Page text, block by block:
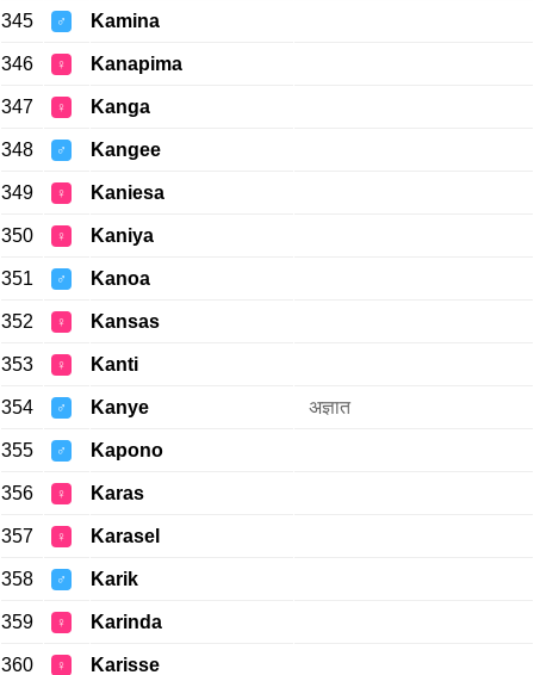
345 ♂ Kamina
346 ♀ Kanapima
347 ♀ Kanga
348 ♂ Kangee
349 ♀ Kaniesa
350 ♀ Kaniya
351 ♂ Kanoa
352 ♀ Kansas
353 ♀ Kanti
354 ♂ Kanye अज्ञात
355 ♂ Kapono
356 ♀ Karas
357 ♀ Karasel
358 ♂ Karik
359 ♀ Karinda
360 ♀ Karisse